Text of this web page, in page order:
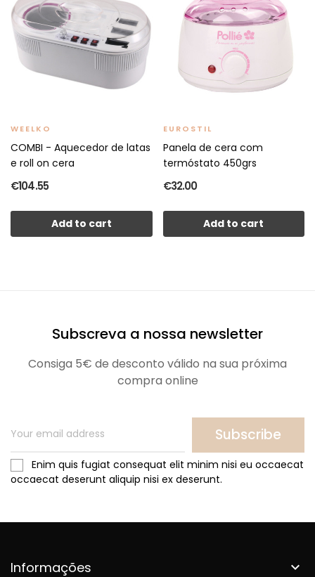
WEELKO
COMBI - Aquecedor de latas
e roll on cera
€104.55
Add to cart
EUROSTIL
Panela de cera com
termóstato 450grs
€32.00
Add to cart
Subscreva a nossa newsletter
Consiga 5€ de desconto válido na sua próxima
compra online
Subscribe
Enim quis fugiat consequat elit minim nisi eu occaecat
occaecat deserunt aliquip nisi ex deserunt.
Informações 